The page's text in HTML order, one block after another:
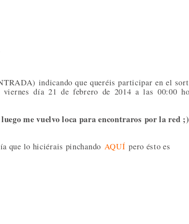
indicando que queréis participar en el
día 21 de febrero de 2014 a las 00:00
me vuelvo loca para encontraros por la red ;)
que lo hiciérais pinchando AQUÍ pero ésto es